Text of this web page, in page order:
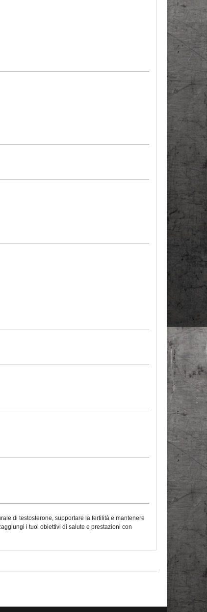
di testosterone, supportare la fertilità e mantenere
i tuoi obiettivi di salute e prestazioni con